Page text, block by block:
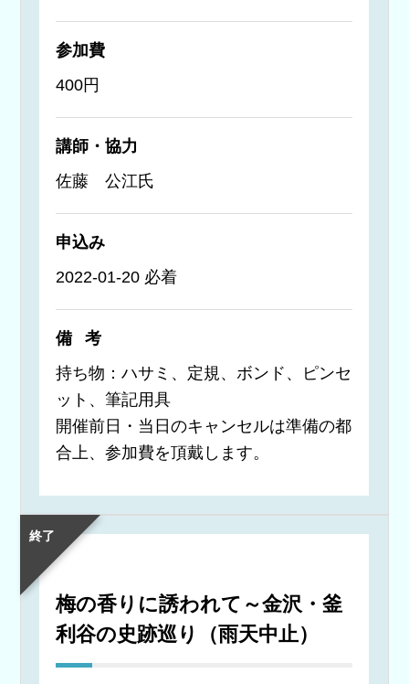
参加費
400円
講師・協力
佐藤 公江氏
申込み
2022-01-20 必着
備考
持ち物：ハサミ、定規、ボンド、ピンセ
ット、筆記用具
開催前日・当日のキャンセルは準備の都
合上、参加費を頂戴します。
終了
梅の香りに誘われて～金沢・釜
利谷の史跡巡り（雨天中止）